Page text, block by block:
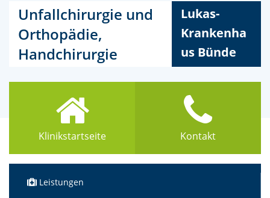
Unfallchirurgie und
Orthopädie,
Handchirurgie
Lukas-
Krankenha
us Bünde
Klinikstartseite Kontakt
Leistungen